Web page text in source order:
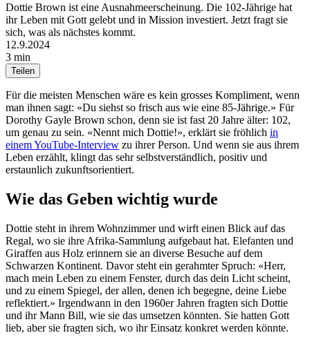
Dottie Brown ist eine Ausnahmeerscheinung. Die 102-Jährige hat
ihr Leben mit Gott gelebt und in Mission investiert. Jetzt fragt sie
sich, was als nächstes kommt.
12.9.2024
3 min
Teilen
Für die meisten Menschen wäre es kein grosses Kompliment, wenn
man ihnen sagt: «Du siehst so frisch aus wie eine 85-Jährige.» Für
Dorothy Gayle Brown schon, denn sie ist fast 20 Jahre älter: 102,
um genau zu sein. «Nennt mich Dottie!», erklärt sie fröhlich in
einem YouTube-Interview zu ihrer Person. Und wenn sie aus ihrem
Leben erzählt, klingt das sehr selbstverständlich, positiv und
erstaunlich zukunftsorientiert.
Wie das Geben wichtig wurde
Dottie steht in ihrem Wohnzimmer und wirft einen Blick auf das
Regal, wo sie ihre Afrika-Sammlung aufgebaut hat. Elefanten und
Giraffen aus Holz erinnern sie an diverse Besuche auf dem
Schwarzen Kontinent. Davor steht ein gerahmter Spruch: «Herr,
mach mein Leben zu einem Fenster, durch das dein Licht scheint,
und zu einem Spiegel, der allen, denen ich begegne, deine Liebe
reflektiert.» Irgendwann in den 1960er Jahren fragten sich Dottie
und ihr Mann Bill, wie sie das umsetzen könnten. Sie hatten Gott
lieb, aber sie fragten sich, wo ihr Einsatz konkret werden könnte.